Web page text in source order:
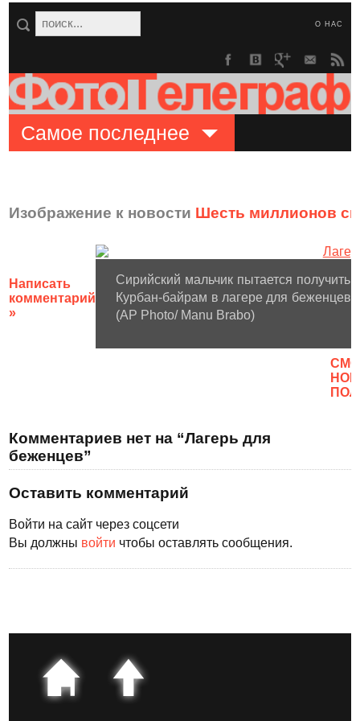
О НАС
Самое последнее
Изображение к новости Шесть миллионов
Написать
комментарий
»
Сирийский мальчик пытается
Курбан-байрам в лагере для беженцев
(AP Photo/ Manu Brabo)
Комментариев нет на “Лагерь для
беженцев”
Оставить комментарий
Войти на сайт через соцсети
Вы должны войти чтобы оставлять сообщения.